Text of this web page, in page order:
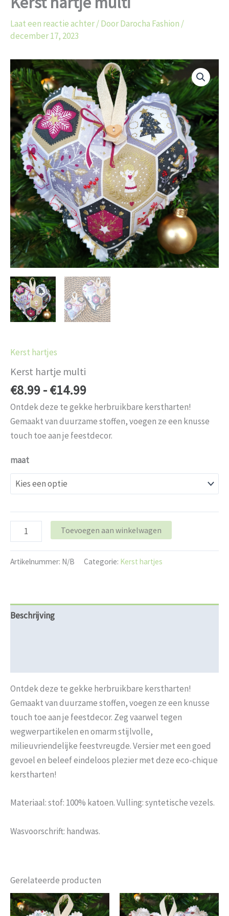
Laat een reactie achter/ DoorDarocha Fashion /
december 17, 2023
Kerst hartjes
Kerst hartje multi
€8.99-€14.99
Prijsklasse:
€8.99
tot
€14.99
Ontdek deze te gekke herbruikbare kerstharten!
Gemaakt van duurzame stoffen, voegen ze een knusse
touch toe aan je feestdecor.
maat
Kerst
hartje
multi
aantal
Toevoegen aan winkelwagen
Artikelnummer: N/B Categorie: Kerst hartjes
Beschrijving
Ontdek deze te gekke herbruikbare kerstharten!
Gemaakt van duurzame stoffen, voegen ze een knusse
touch toe aan je feestdecor. Zeg vaarwel tegen
wegwerpartikelen en omarm stijlvolle,
milieuvriendelijke feestvreugde. Versier met een goed
gevoel en beleef eindeloos plezier met deze eco-chique
kerstharten!
Materiaal: stof: 100% katoen. Vulling: syntetische vezels.
Wasvoorschrift: handwas.
Gerelateerde producten
Prijsklasse:
€8.99
Dit
Prijsklasse:
€8.99
Dit